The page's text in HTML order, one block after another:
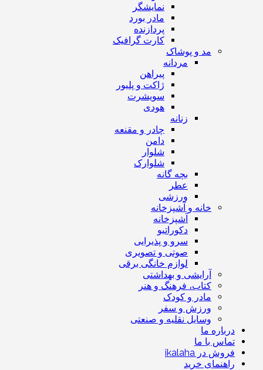
نمایشگر
مادر بورد
پردازنده
کارت گرافیک
مد و پوشاک
مردانه
پیراهن
ژاکت و پلیور
سویشرت
هودی
زنانه
چادر و مقنعه
دامن
شلوار
شلوارک
بچه گانه
عطر
ورزشی
خانه و آشپزخانه
آشپزخانه
دکوراتیو
سرو و پذیرایی
صوتی و تصویری
لوازم خانگی برقی
آرایشی و بهداشتی
کتاب، فرهنگ و هنر
مادر و کودک
ورزش و سفر
وسایل نقلیه و صنعتی
درباره ما
تماس با ما
فروش در ikalaha
راهنمای خرید